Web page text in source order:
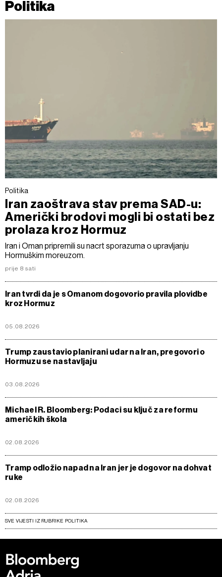
Politika
Politika
Iran zaoštrava stav prema SAD-u:
Američki brodovi mogli bi ostati bez
prolaza kroz Hormuz
Iran i Oman pripremili su nacrt sporazuma o upravljanju
Hormuškim moreuzom.
prije 8 sati
Iran tvrdi da je s Omanom dogovorio pravila plovidbe
kroz Hormuz
05.08.2026
Trump zaustavio planirani udar na Iran, pregovori o
Hormuzu se nastavljaju
03.08.2026
Michael R. Bloomberg: Podaci su ključ za reformu
američkih škola
02.08.2026
Tramp odložio napad na Iran jer je dogovor na dohvat
ruke
02.08.2026
SVE VIJESTI IZ RUBRIKE POLITIKA